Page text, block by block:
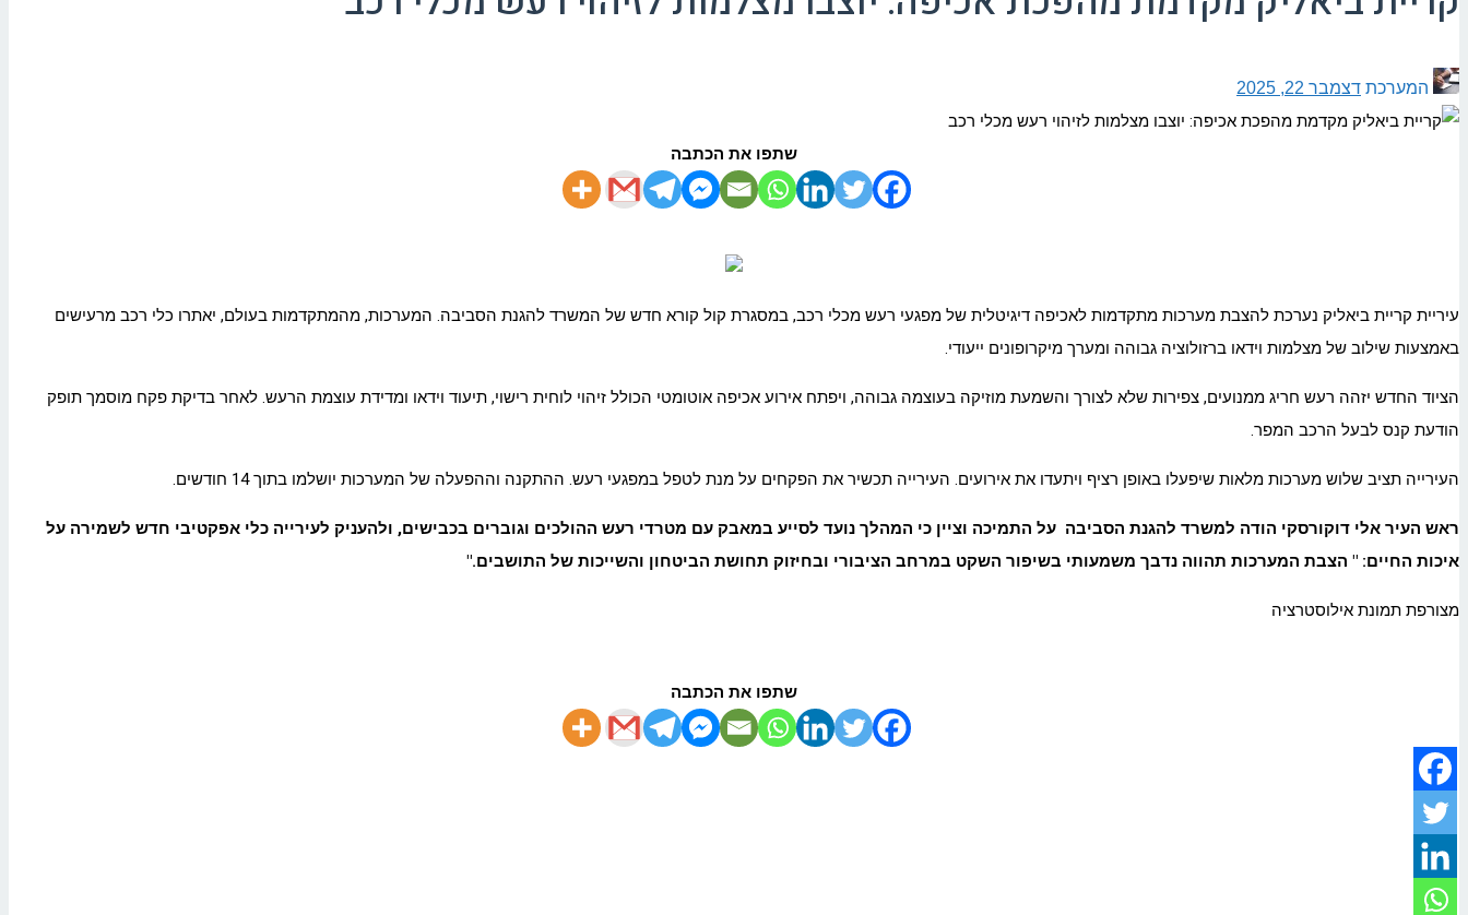
המערכת דצמבר 22, 2025
שתפו את הכתבה
עיריית קריית ביאליק נערכת להצבת מערכות מתקדמות לאכיפה דיגיטלית של מפגעי רעש מכלי רכב, במסגרת קול קורא חדש של המשרד להגנת הסביבה. המערכות, מהמתקדמות בעולם, יאתרו כלי רכב מרעישים
באמצעות שילוב של מצלמות וידאו ברזולוציה גבוהה ומערך מיקרופונים ייעודי.
הציוד החדש יזהה רעש חריג ממנועים, צפירות שלא לצורך והשמעת מוזיקה בעוצמה גבוהה, ויפתח אירוע אכיפה אוטומטי הכולל זיהוי לוחית רישוי, תיעוד וידאו ומדידת עוצמת הרעש. לאחר בדיקת פקח מוסמך תופק
הודעת קנס לבעל הרכב המפר.
העירייה תציב שלוש מערכות מלאות שיפעלו באופן רציף ויתעדו את אירועים. העירייה תכשיר את הפקחים על מנת לטפל במפגעי רעש. ההתקנה וההפעלה של המערכות יושלמו בתוך 14 חודשים.
ראש העיר אלי דוקורסקי הודה למשרד להגנת הסביבה על התמיכה וציין כי המהלך נועד לסייע במאבק עם מטרדי רעש ההולכים וגוברים בכבישים, ולהעניק לעירייה כלי אפקטיבי חדש לשמירה על
איכות החיים: " הצבת המערכות תהווה נדבך משמעותי בשיפור השקט במרחב הציבורי ובחיזוק תחושת הביטחון והשייכות של התושבים."
מצורפת תמונת אילוסטרציה
שתפו את הכתבה